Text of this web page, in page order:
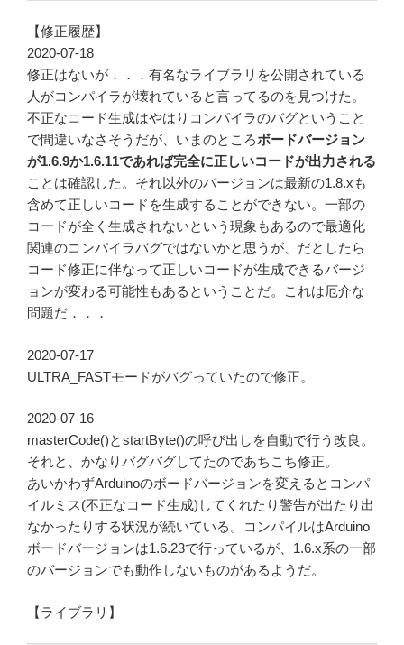
【修正履歴】
2020-07-18
修正はないが．．．有名なライブラリを公開されている
人がコンパイラが壊れていると言ってるのを見つけた。
不正なコード生成はやはりコンパイラのバグということ
で間違いなさそうだが、いまのところボードバージョン
が1.6.9か1.6.11であれば完全に正しいコードが出力される
ことは確認した。それ以外のバージョンは最新の1.8.xも
含めて正しいコードを生成することができない。一部の
コードが全く生成されないという現象もあるので最適化
関連のコンパイラバグではないかと思うが、だとしたら
コード修正に伴なって正しいコードが生成できるバージ
ョンが変わる可能性もあるということだ。これは厄介な
問題だ．．．
2020-07-17
ULTRA_FASTモードがバグっていたので修正。
2020-07-16
masterCode()とstartByte()の呼び出しを自動で行う改良。
それと、かなりバグバグしてたのであちこち修正。
あいかわずArduinoのボードバージョンを変えるとコンパ
イルミス(不正なコード生成)してくれたり警告が出たり出
なかったりする状況が続いている。コンパイルはArduino
ボードバージョンは1.6.23で行っているが、1.6.x系の一部
のバージョンでも動作しないものがあるようだ。
【ライブラリ】